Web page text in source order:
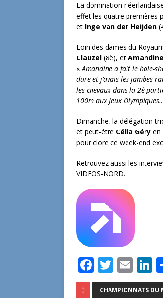
La domination
effet les quatre premières
et Inge van der Heijden
Loin des dames du
Clauzel (8è), et
«Amandine a fait le hole-
dure et j’avais les jambes
les chevaux dans la 2è
100m aux Jeux
Dimanche, la délégation
et peut-être Célia Géry en
pour clore ce week-end
Retrouvez aussi les
VIDEOS-NORD.
F
a
T
w
E
m n
CHAMPIONNATS DU